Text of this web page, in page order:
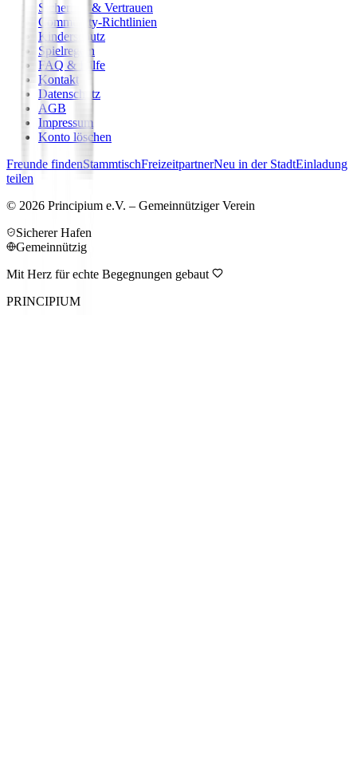
Sicherheit & Vertrauen
Community-Richtlinien
Kinderschutz
Spielregeln
FAQ & Hilfe
Kontakt
Datenschutz
AGB
Impressum
Konto löschen
Freunde findenStammtischFreizeitpartnerNeu in der StadtEinladung
teilen
© 2026 Principium e.V. – Gemeinnütziger Verein
Sicherer Hafen
Gemeinnützig
Mit Herz für echte Begegnungen gebaut
PRINCIPIUM